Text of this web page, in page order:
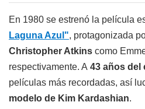
En 1980 se estrenó la película
Laguna Azul", protagonizada
Christopher Atkins como
respectivamente. A 43 años del
películas más recordadas, así
modelo de Kim Kardashian.